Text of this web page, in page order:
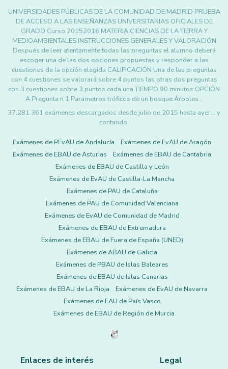
UNIVERSIDADES PÚBLICAS DE LA COMUNIDAD DE MADRID PRUEBA
DE ACCESO A LAS ENSEÑANZAS UNIVERSITARIAS OFICIALES DE
GRADO Curso 20152016 MATERIA CIENCIAS DE LA TIERRA Y
MEDIOAMBIENTALES INSTRUCCIONES GENERALES Y VALORACIÓN
Después de leer atentamente todas las preguntas el alumno deberá
escoger una de las dos opciones propuestas y responder a las
cuestiones de la opción elegida CALIFICACIÓN Una de las preguntas
con 4 cuestiones se valorará sobre 4 puntos las otras dos preguntas
con 3 cuestiones sobre 3 puntos cada una TIEMPO 90 minutos OPCIÓN
A Pregunta n 1 Parámetros tróficos de un bosque Árboles…
37.281.361 exámenes descargados desde julio de 2015 hasta ayer... y
contando.
Exámenes de PEvAU de Andalucía
Exámenes de EvAU de Aragón
Exámenes de EBAU de Asturias
Exámenes de EBAU de Cantabria
Exámenes de EBAU de Castilla y León
Exámenes de EvAU de Castilla-La Mancha
Exámenes de PAU de Cataluña
Exámenes de PAU de Comunidad Valenciana
Exámenes de EvAU de Comunidad de Madrid
Exámenes de EBAU de Extremadura
Exámenes de EBAU de Fuera de España (UNED)
Exámenes de ABAU de Galicia
Exámenes de PBAU de Islas Baleares
Exámenes de EBAU de Islas Canarias
Exámenes de EBAU de La Rioja
Exámenes de EvAU de Navarra
Exámenes de EAU de País Vasco
Exámenes de EBAU de Región de Murcia
Enlaces de interés Legal